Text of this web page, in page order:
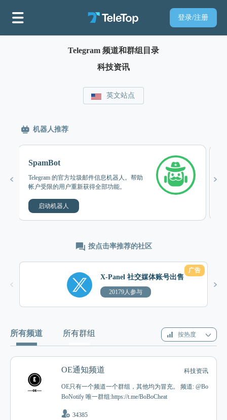
登录/注册
Telegram 频道和群组目录
科技资讯
英文站点
机器人推荐
SpamBot
Telegram 的官方垃圾邮件信息机器人。帮助
帐户受限的用户重新获得全部功能。
启动机器人
按点击率推荐的社区
X-Panel 社交媒体账号出售
20179人参与
广告
所有频道 所有群组 按热度
OE通知频道 科技资讯
OE只有一个频道一个群组，其他均为冒充。 频道: @Bo
BoNotify 唯一群组:https://t.me/BoBoCheat
34385